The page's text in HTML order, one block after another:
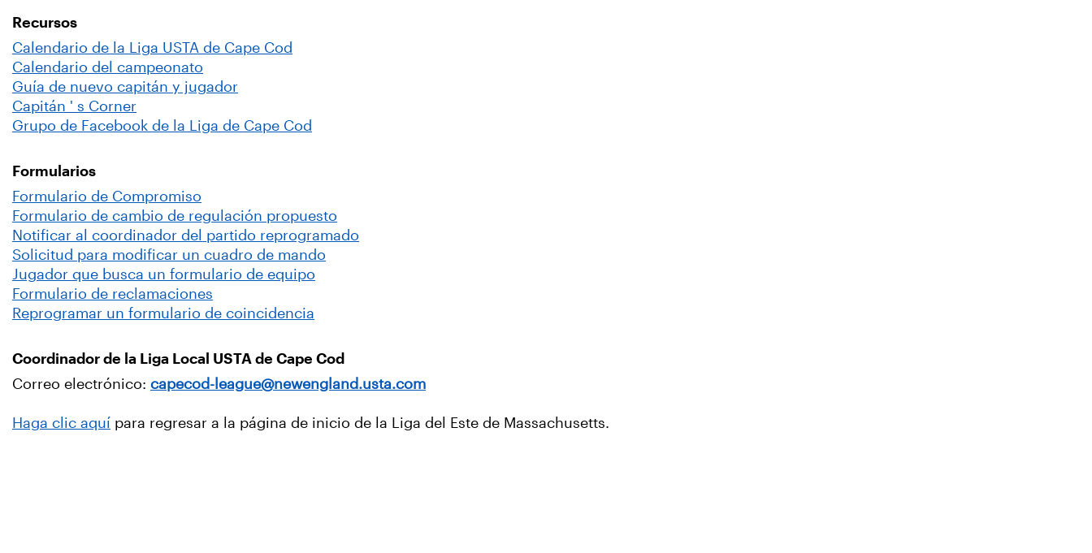
Recursos
Calendario de la Liga USTA de Cape Cod
Calendario del campeonato
Guía de nuevo capitán y jugador
Capitán ' s Corner
Grupo de Facebook de la Liga de Cape Cod
Formularios
Formulario de Compromiso
Formulario de cambio de regulación propuesto
Notificar al coordinador del partido reprogramado
Solicitud para modificar un cuadro de mando
Jugador que busca un formulario de equipo
Formulario de reclamaciones
Reprogramar un formulario de coincidencia
Coordinador de la Liga Local USTA de Cape Cod
Correo electrónico: capecod-league@newengland.usta.com
Haga clic aquí para regresar a la página de inicio de la Liga del Este de Massachusetts.